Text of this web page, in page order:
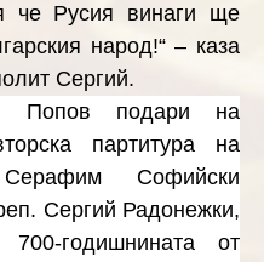
че Русия винаги ще
народ!“ – каза
Сергий.
Попов подари на
партитура на
Софийски
Сергий Радонежки,
годишнината от